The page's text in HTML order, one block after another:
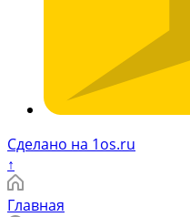
Сделано на 1os.ru
↑
Главная